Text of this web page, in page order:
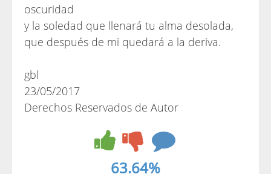
oscuridad
y la soledad que llenará tu alma desolada,
que después de mi quedará a la deriva.
gbl
23/05/2017
Derechos Reservados de Autor
63.64%